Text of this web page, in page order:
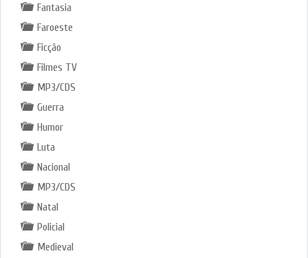
Fantasia
Faroeste
Ficção
Filmes TV
MP3/CDS
Guerra
Humor
Luta
Nacional
MP3/CDS
Natal
Policial
Medieval